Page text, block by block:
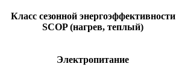
Класс сезонной энергоэффективности
SCOP (нагрев, теплый)
Электропитание